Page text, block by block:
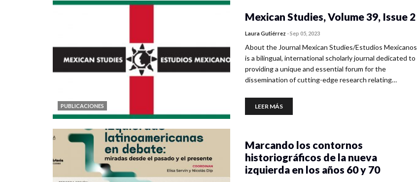
PUBLICACIONES
Mexican Studies, Volume 39, Issue 2
Laura Gutiérrez -Sep 05, 2023
About the Journal Mexican Studies/Estudios Mexicanos
is a bilingual, international scholarly journal dedicated to
providing a unique and essential forum for the
dissemination of cutting-edge research relating…
LEER MÁS
Marcando los contornos
historiográficos de la nueva
izquierda en los años 60 y 70